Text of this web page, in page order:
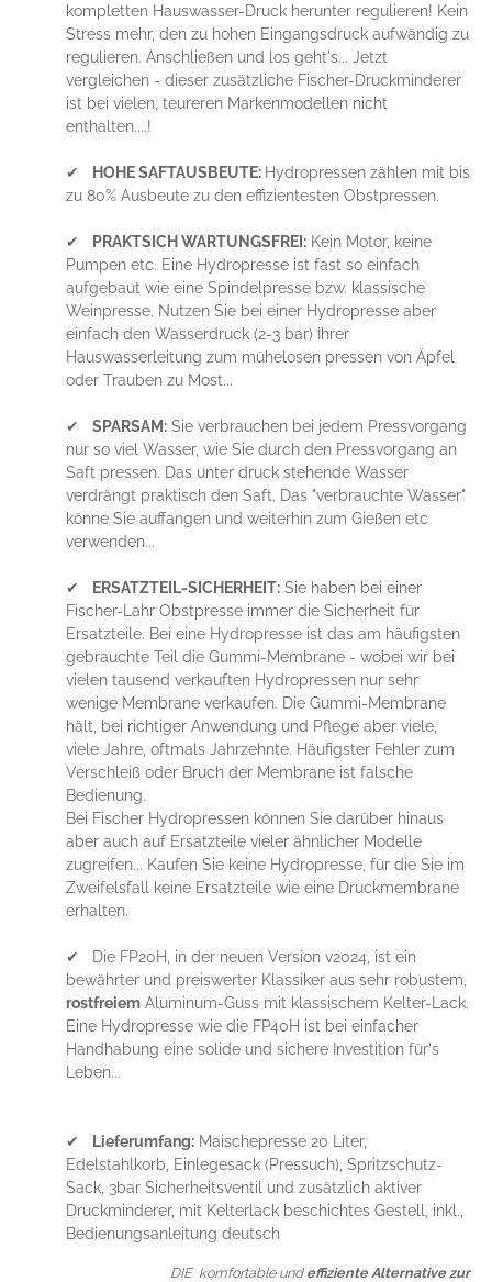
kompletten Hauswasser-Druck herunter regulieren! Kein
Stress mehr, den zu hohen Eingangsdruck aufwändig zu
regulieren. Anschließen und los geht's... Jetzt
vergleichen - dieser zusätzliche Fischer-Druckminderer
ist bei vielen, teureren Markenmodellen nicht
enthalten....!
✔ HOHE SAFTAUSBEUTE: Hydropressen zählen mit bis
zu 80% Ausbeute zu den effizientesten Obstpressen.
✔ PRAKTSICH WARTUNGSFREI: Kein Motor, keine
Pumpen etc. Eine Hydropresse ist fast so einfach
aufgebaut wie eine Spindelpresse bzw. klassische
Weinpresse. Nutzen Sie bei einer Hydropresse aber
einfach den Wasserdruck (2-3 bar) Ihrer
Hauswasserleitung zum mühelosen pressen von Äpfel
oder Trauben zu Most...
✔ SPARSAM: Sie verbrauchen bei jedem Pressvorgang
nur so viel Wasser, wie Sie durch den Pressvorgang an
Saft pressen. Das unter druck stehende Wasser
verdrängt praktisch den Saft. Das "verbrauchte Wasser"
könne Sie auffangen und weiterhin zum Gießen etc
verwenden...
✔ ERSATZTEIL-SICHERHEIT: Sie haben bei einer
Fischer-Lahr Obstpresse immer die Sicherheit für
Ersatzteile. Bei eine Hydropresse ist das am häufigsten
gebrauchte Teil die Gummi-Membrane - wobei wir bei
vielen tausend verkauften Hydropressen nur sehr
wenige Membrane verkaufen. Die Gummi-Membrane
hält, bei richtiger Anwendung und Pflege aber viele,
viele Jahre, oftmals Jahrzehnte. Häufigster Fehler zum
Verschleiß oder Bruch der Membrane ist falsche
Bedienung.
Bei Fischer Hydropressen können Sie darüber hinaus
aber auch auf Ersatzteile vieler ähnlicher Modelle
zugreifen... Kaufen Sie keine Hydropresse, für die Sie im
Zweifelsfall keine Ersatzteile wie eine Druckmembrane
erhalten.
✔ Die FP20H, in der neuen Version v2024, ist ein
bewährter und preiswerter Klassiker aus sehr robustem,
rostfreiem Aluminum-Guss mit klassischem Kelter-Lack.
Eine Hydropresse wie die FP40H ist bei einfacher
Handhabung eine solide und sichere Investition für's
Leben...
✔ Lieferumfang: Maischepresse 20 Liter,
Edelstahlkorb, Einlegesack (Pressuch), Spritzschutz-
Sack, 3bar Sicherheitsventil und zusätzlich aktiver
Druckminderer, mit Kelterlack beschichtes Gestell, inkl.,
Bedienungsanleitung deutsch
DIE komfortable und effiziente Alternative zur